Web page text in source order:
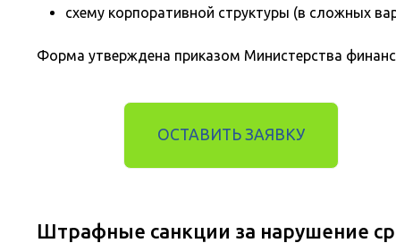
схему корпоративной структуры (в сложных
Форма утверждена приказом Министерства
ОСТАВИТЬ ЗАЯВКУ
Штрафные санкции за нарушение